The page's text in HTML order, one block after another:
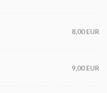
8,00 EUR
9,00 EUR